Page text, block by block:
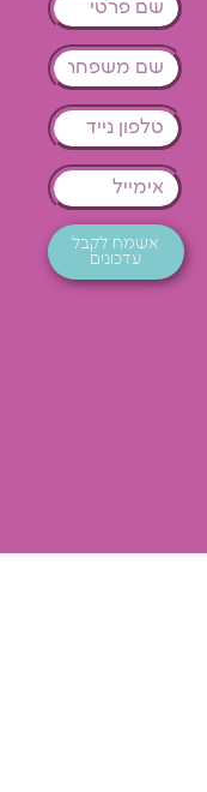
אשמח לקבל
עדכונים